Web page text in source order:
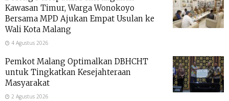
Kawasan Timur, Warga Wonokoyo
Bersama MPD Ajukan Empat Usulan ke
Wali Kota Malang
4 Agustus 2026
Pemkot Malang Optimalkan DBHCHT
untuk Tingkatkan Kesejahteraan
Masyarakat
2 Agustus 2026